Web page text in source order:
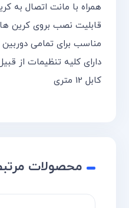
همراه با مانت اتصال به
قابلیت نصب بروی کرین
مناسب برای تمامی
دارای کلیه تنظیمات از
کابل 12 متری
محصولات